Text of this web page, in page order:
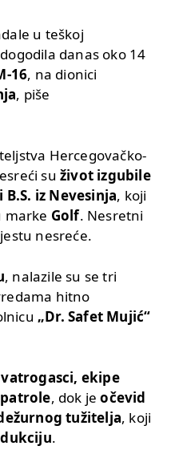
u teškoj
danas oko 14
16, na dionici
, piše
Hercegovačko-
su život izgubile
iz Nevesinja, koji
marke Golf. Nesretni
nesreće.
, nalazile su se tri
hitno
„Dr. Safet Mujić“
vatrogasci, ekipe
, dok jeočevid
tužitelja, koji
.